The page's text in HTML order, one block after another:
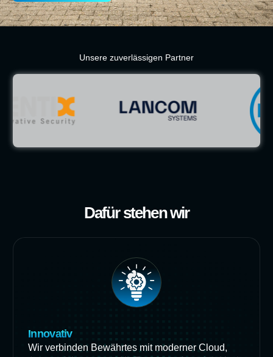
Unsere zuverlässigen Partner
Dafür stehen wir
Innovativ
Wir verbinden Bewährtes mit moderner Cloud,